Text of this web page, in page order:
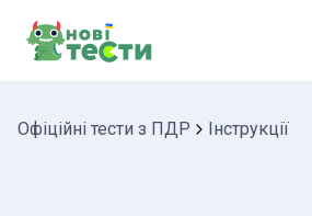
Офіційні тести з ПДР Інструкції